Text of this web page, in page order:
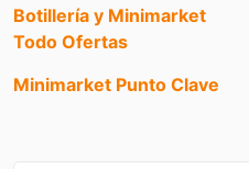
Entradas
Botillería y Minimarket
Todo Ofertas
Minimarket Punto Clave